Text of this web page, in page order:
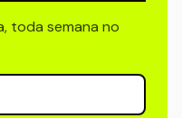
toda semana no